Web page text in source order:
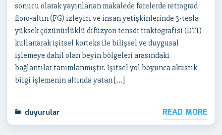
sonucu olarak yayınlanan makalede farelerde retrograd
floro-altın (FG) izleyici ve insan yetişkinlerinde 3-tesla
yüksek çözünürlüklü difüzyon tensör traktografisi (DTI)
kullanarak işitsel korteks ile bilişsel ve duygusal
işlemeye dahil olan beyin bölgeleri arasındaki
bağlantılar tanımlanmıştır. İşitsel yol boyunca akustik
bilgi işlemenin altında yatan […]
duyurular READ MORE